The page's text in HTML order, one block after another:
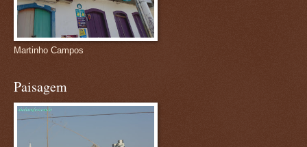
Martinho Campos
Paisagem